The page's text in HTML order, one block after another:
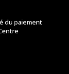
du paiement